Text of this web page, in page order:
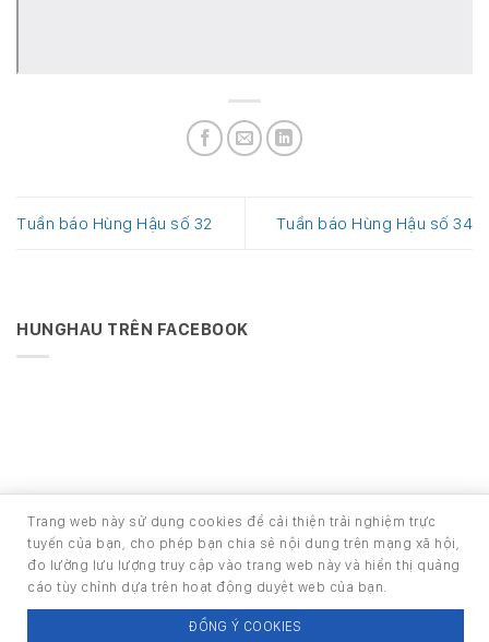
Tuần báo Hùng Hậu số 32 Tuần báo Hùng Hậu số 34
HUNGHAU TRÊN FACEBOOK
Phát triển bởi Ban Phát triển phần mềm
Copyright 2026 © HOUSE - TRANG TIN NỘI BỘ CÔNG TY CỔ
PHẦN PHÁT TRIỂN HÙNG HẬU
Email:info@hunghau.vn
Điện thoại: (+84) 28 6290 3333 - (+84) 28 3860 4999
Trang web này sử dụng cookies để cải thiện trải nghiệm trực
tuyến của bạn, cho phép bạn chia sẻ nội dung trên mạng xã hội,
đo lường lưu lượng truy cập vào trang web này và hiển thị quảng
cáo tùy chỉnh dựa trên hoạt động duyệt web của bạn.
ĐỒNG Ý COOKIES